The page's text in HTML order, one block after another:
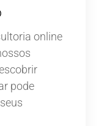
online
pode